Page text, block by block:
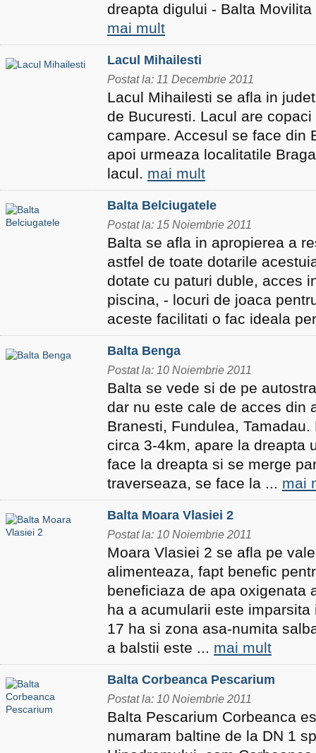
dreapta digului - Balta
mai mult
Lacul Mihailesti
Postat la: 11 Decembrie 2011
Lacul Mihailesti se afla in
de Bucuresti. Lacul are
campare. Accesul se face din
apoi urmeaza localitatile
lacul. mai mult
Balta Belciugatele
Postat la: 15 Noiembrie 2011
Balta se afla in apropierea a
astfel de toate dotarile
dotate cu paturi duble, acces
piscina, - locuri de joaca
aceste facilitati o fac ideala
Balta Benga
Postat la: 10 Noiembrie 2011
Balta se vede si de pe
dar nu este cale de acces din
Branesti, Fundulea,
circa 3-4km, apare la dreapta
face la dreapta si se merge
traverseaza, se face la ... mai
Balta Moara Vlasiei 2
Postat la: 10 Noiembrie 2011
Moara Vlasiei 2 se afla pe
alimenteaza, fapt benefic
beneficiaza de apa oxigenata
ha a acumularii este
17 ha si zona asa-numita
a balstii este ... mai mult
Balta Corbeanca Pescarium
Postat la: 10 Noiembrie 2011
Balta Pescarium Corbeanca
numaram baltine de la DN 1